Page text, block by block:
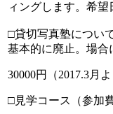
ィングします。希望
□貸切写真塾につい
基本的に廃止。場合
30000円（2017.3月よ
□見学コース（参加費